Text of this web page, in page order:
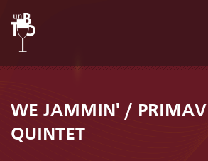
WE JAMMIN' /
QUINTET